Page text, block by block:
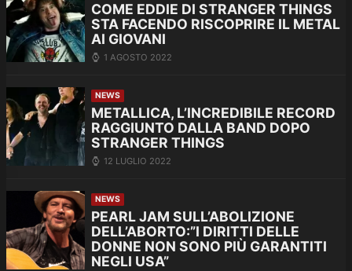
COME EDDIE DI STRANGER THINGS
STA FACENDO RISCOPRIRE IL METAL
AI GIOVANI
1 AGOSTO 2022
NEWS
METALLICA, L’INCREDIBILE RECORD
RAGGIUNTO DALLA BAND DOPO
STRANGER THINGS
12 LUGLIO 2022
NEWS
PEARL JAM SULL’ABOLIZIONE
DELL’ABORTO:”I DIRITTI DELLE
DONNE NON SONO PIÙ GARANTITI
NEGLI USA”